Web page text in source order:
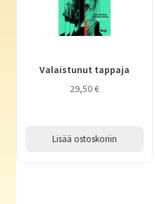
Valaistunut tappaja
29,50€
Lisää ostoskoriin